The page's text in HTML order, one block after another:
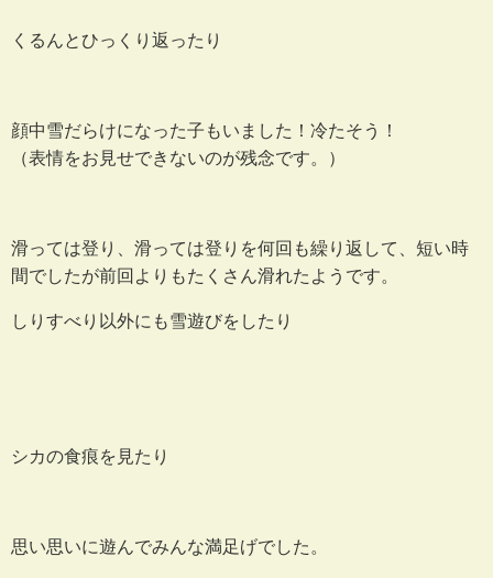
くるんとひっくり返ったり
顔中雪だらけになった子もいました！冷たそう！
（表情をお見せできないのが残念です。）
滑っては登り、滑っては登りを何回も繰り返して、短い時
間でしたが前回よりもたくさん滑れたようです。
しりすべり以外にも雪遊びをしたり
シカの食痕を見たり
思い思いに遊んでみんな満足げでした。